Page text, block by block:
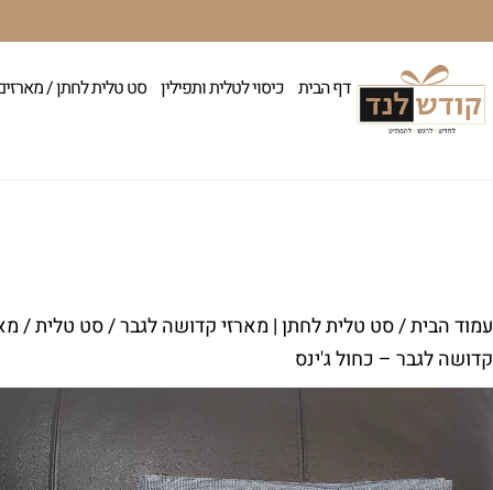
דף הבית כיסוי לטלית ותפילין סט טלית לחתן /
עמוד הבית/סט טלית לחתן | מארזי קדושה לגבר/סט טלית /
קדושה לגבר – כחול ג'ינס